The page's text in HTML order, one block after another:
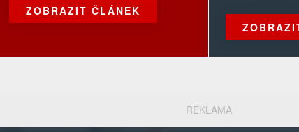
ZOBRAZIT ČLÁNEK
REKLAMA